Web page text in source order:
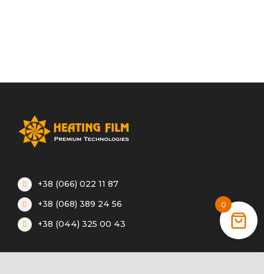
+38 (066) 022 11 87
+38 (068) 389 24 56
+38 (044) 325 00 43
0